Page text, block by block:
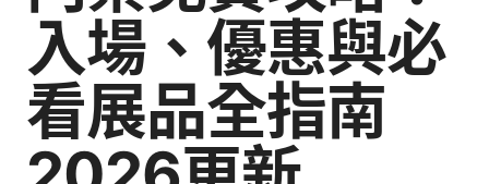
入場、優惠與必
看展品全指南